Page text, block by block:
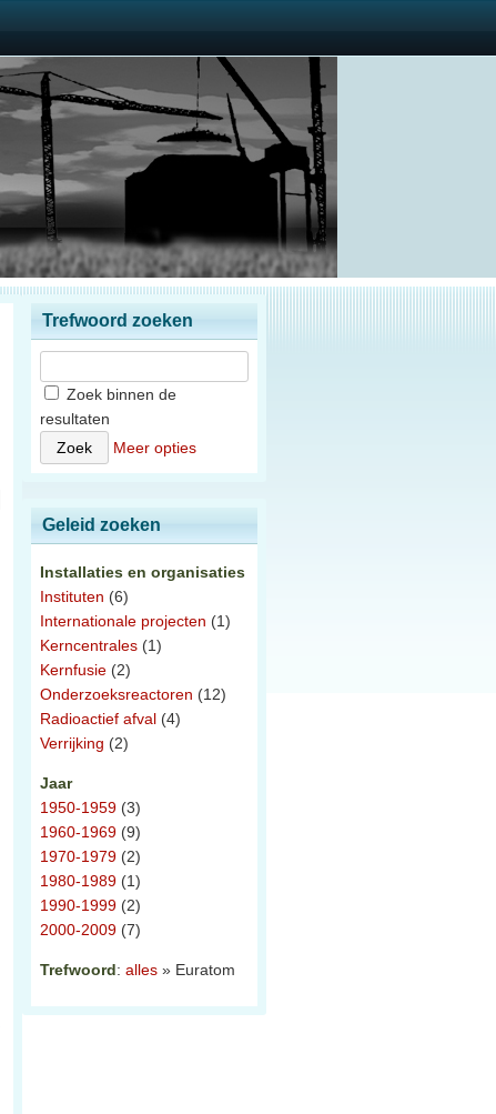
Trefwoord zoeken
Zoek binnen de
resultaten
Meer opties
Geleid zoeken
Installaties en organisaties
Instituten (6)
Internationale projecten (1)
Kerncentrales (1)
Kernfusie (2)
Onderzoeksreactoren (12)
Radioactief afval (4)
Verrijking (2)
Jaar
1950-1959 (3)
1960-1969 (9)
1970-1979 (2)
1980-1989 (1)
1990-1999 (2)
2000-2009 (7)
Trefwoord: alles » Euratom